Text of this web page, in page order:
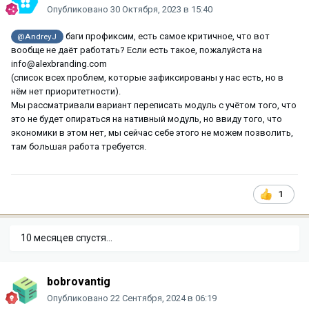
Опубликовано 30 Октября, 2023 в 15:40
@AndreyJ
баги профиксим, есть самое критичное, что вот
вообще не даёт работать? Если есть такое, пожалуйста на
info@alexbranding.com
(список всех проблем, которые зафиксированы у нас есть, но в
нём нет приоритетности).
Мы рассматривали вариант переписать модуль с учётом того, что
это не будет опираться на нативный модуль, но ввиду того, что
экономики в этом нет, мы сейчас себе этого не можем позволить,
там большая работа требуется.
1
10 месяцев спустя...
bobrovantig
Опубликовано 22 Сентября, 2024 в 06:19